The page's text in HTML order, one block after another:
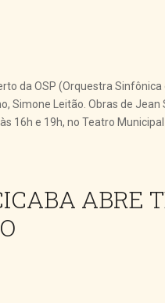
da OSP (Orquestra Sinfônica
Simone Leitão. Obras de Jean
16h e 19h, no Teatro Municipal
ABRE